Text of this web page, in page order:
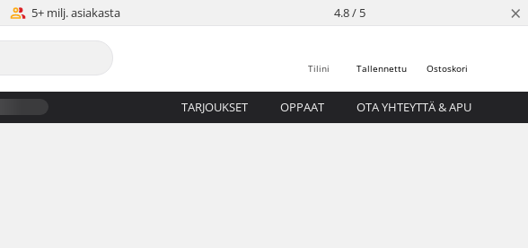
5+ milj. asiakasta 4.8 / 5 ×
Ostoskori
Tallennettu
Tilini
TARJOUKSET OPPAAT OTA YHTEYTTÄ & APU